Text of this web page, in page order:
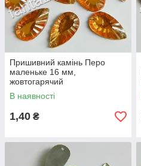
Пришивний камінь Перо
маленьке 16 мм,
жовтогарячий
В наявності
1,40 ₴